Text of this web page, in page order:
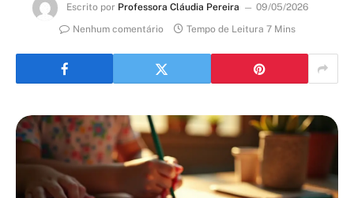
Escrito por Professora Cláudia Pereira
09/05/2026
Nenhum comentário
Tempo de Leitura 7 Mins